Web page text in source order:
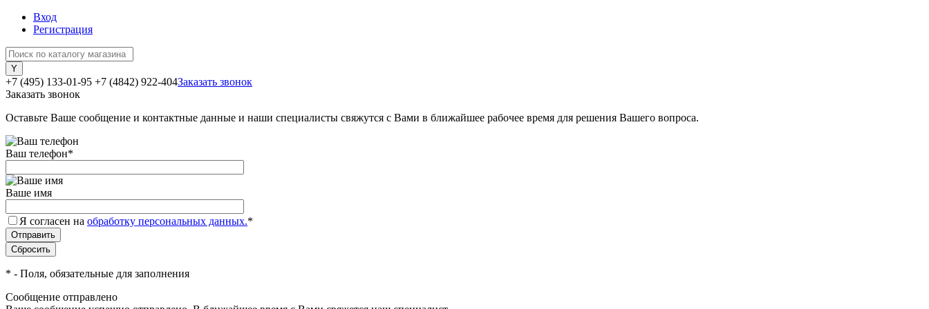
Вход
Регистрация
+7 (495) 133-01-95 +7 (4842) 922-404Заказать звонок
Заказать звонок
Оставьте Ваше сообщение и контактные данные и наши специалисты свяжутся с Вами в ближайшее рабочее время для решения Вашего вопроса.
Ваш телефон*
Ваше имя
Я согласен на обработку персональных данных.*
* - Поля, обязательные для заполнения
Сообщение отправлено